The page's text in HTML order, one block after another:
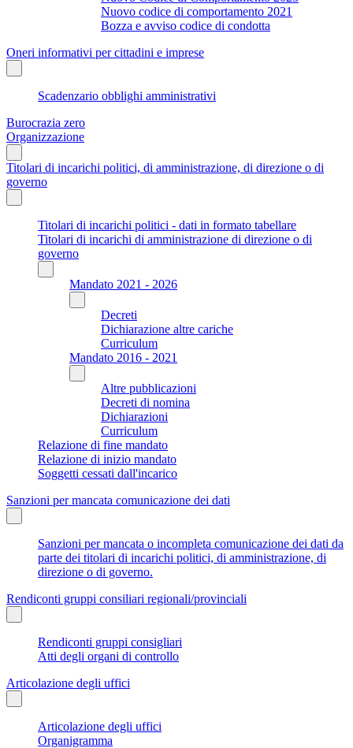
Nuovo codice di comportamento 2021
Bozza e avviso codice di condotta
Oneri informativi per cittadini e imprese
Scadenzario obblighi amministrativi
Burocrazia zero
Organizzazione
Titolari di incarichi politici, di amministrazione, di direzione o di
governo
Titolari di incarichi politici - dati in formato tabellare
Titolari di incarichi di amministrazione di direzione o di
governo
Mandato 2021 - 2026
Decreti
Dichiarazione altre cariche
Curriculum
Mandato 2016 - 2021
Altre pubblicazioni
Decreti di nomina
Dichiarazioni
Curriculum
Relazione di fine mandato
Relazione di inizio mandato
Soggetti cessati dall'incarico
Sanzioni per mancata comunicazione dei dati
Sanzioni per mancata o incompleta comunicazione dei dati da
parte dei titolari di incarichi politici, di amministrazione, di
direzione o di governo.
Rendiconti gruppi consiliari regionali/provinciali
Rendiconti gruppi consigliari
Atti degli organi di controllo
Articolazione degli uffici
Articolazione degli uffici
Organigramma